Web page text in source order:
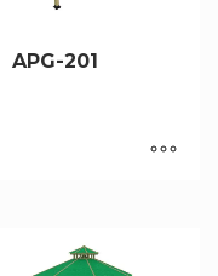
APG-201